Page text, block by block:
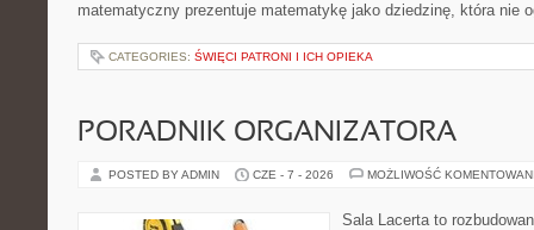
matematyczny prezentuje matematykę jako dziedzinę, która nie
CATEGORIES: ŚWIĘCI PATRONI I ICH OPIEKA
PORADNIK ORGANIZATORA
POSTED BY ADMIN CZE - 7 - 2026 MOŻLIWOŚĆ
Sala Lacerta to